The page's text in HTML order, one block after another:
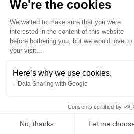
de réaliser des calculs
Dans le cadre par
production d’électricité
panneaux solaires, on
coïncider, à chaque
l’électricité produite sur
celui de l’énergie
Cela peut être fait donc
cas d’un contrat avec
We're the cookies
We waited to make sure that you were
interested in the content of this website
before bothering you, but we would love
your visit...
Here’s why we use cookies.
Data Sharing with Google
Consents certified by
No, thanks Let me